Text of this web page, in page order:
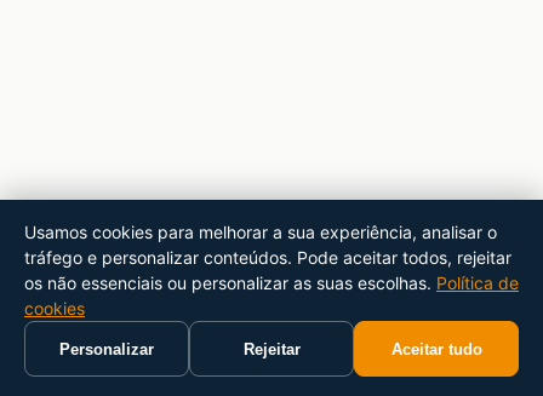
Usamos cookies para melhorar a sua experiência, analisar o
tráfego e personalizar conteúdos. Pode aceitar todos, rejeitar
os não essenciais ou personalizar as suas escolhas. Política de
cookies
Personalizar Rejeitar Aceitar tudo